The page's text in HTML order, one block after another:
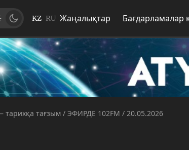
KZ RU Жаңалықтар Бағдарламалар
тарихқа тағзым / ЭФИРДЕ 102FM / 20.05.2026